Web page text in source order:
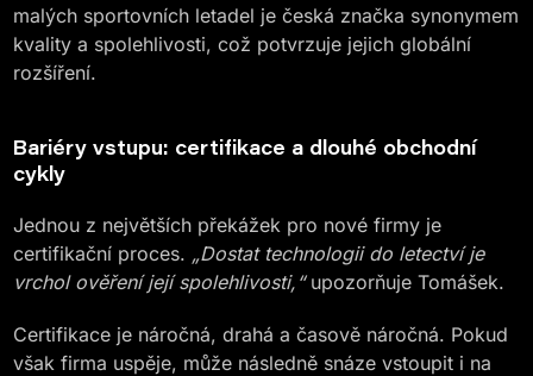
malých sportovních letadel je česká značka synonymem
kvality a spolehlivosti, což potvrzuje jejich globální
rozšíření.
Bariéry vstupu: certifikace a dlouhé obchodní
cykly
Jednou z největších překážek pro nové firmy je
certifikační proces. „Dostat technologii do letectví je
vrchol ověření její spolehlivosti,“upozorňuje Tomášek.
Certifikace je náročná, drahá a časově náročná. Pokud
však firma uspěje, může následně snáze vstoupit i na